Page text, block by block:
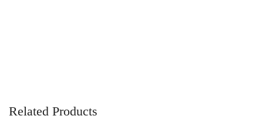
Related Products